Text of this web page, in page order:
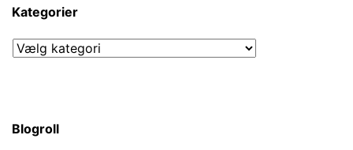
Kategorier
Kategorier
Blogroll